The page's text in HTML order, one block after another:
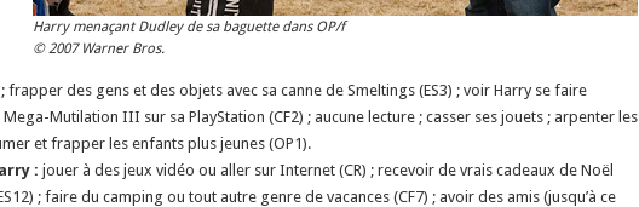
Harry menaçant Dudley de sa baguette dans OP/f
© 2007 Warner Bros.
des gens et des objets avec sa canne de Smeltings (ES3) ; voir Harry se faire
Mutilation III sur sa PlayStation (CF2) ; aucune lecture ; casser ses jouets ; arpenter les
et frapper les enfants plus jeunes (OP1).
: jouer à des jeux vidéo ou aller sur Internet (CR) ; recevoir de vrais cadeaux de Noël
; faire du camping ou tout autre genre de vacances (CF7) ; avoir des amis (jusqu’à ce